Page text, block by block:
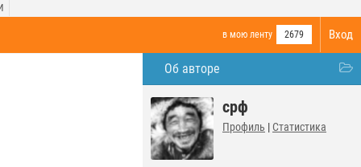
Вход
в мою ленту 2679
Об авторе
срф
Профиль | Статистика